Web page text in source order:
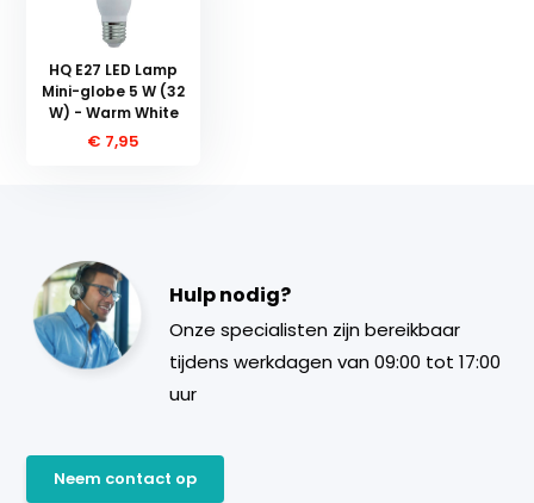
HQ E27 LED Lamp
Mini-globe 5 W (32
W) - Warm White
€ 7,95
Hulp nodig?
Onze specialisten zijn bereikbaar
tijdens werkdagen van 09:00 tot 17:00
uur
Neem contact op